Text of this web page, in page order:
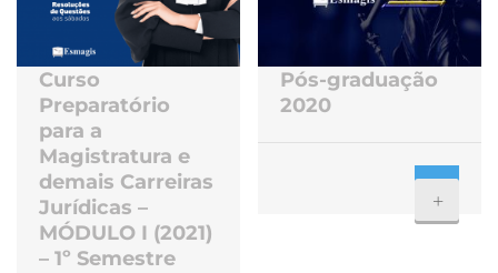
Curso
Preparatório
para a
Magistratura e
demais Carreiras
Jurídicas –
MÓDULO I (2021)
– 1º Semestre
Pós-graduação
2020
+